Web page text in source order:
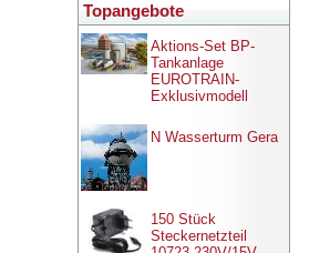
Topangebote
Aktions-Set BP-
Tankanlage
EUROTRAIN-
Exklusivmodell
N Wasserturm Gera
150 Stück
Steckernetzteil